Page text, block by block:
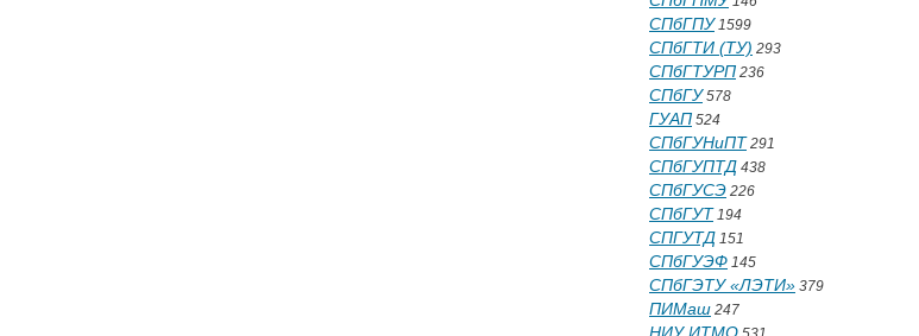
СПбГПУ1599
СПбГТИ (ТУ) 293
СПбГТУРП 236
СПбГУ578
ГУАП 524
СПбГУНиПТ 291
СПбГУПТД 438
СПбГУСЭ 226
СПбГУТ 194
СПГУТД 151
СПбГУЭФ 145
СПбГЭТУ «ЛЭТИ» 379
ПИМаш 247